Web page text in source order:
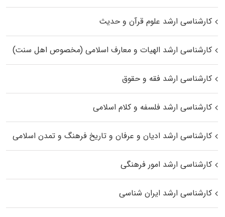
کارشناسی ارشد علوم قرآن و حدیث
کارشناسی ارشد الهیات و معارف اسلامی (مخصوص اهل سنت)
کارشناسی ارشد فقه و حقوق
کارشناسی ارشد فلسفه و کلام اسلامی
کارشناسی ارشد ادیان و عرفان و تاریخ فرهنگ و تمدن اسلامی
کارشناسی ارشد امور فرهنگی
کارشناسی ارشد ایران شناسی